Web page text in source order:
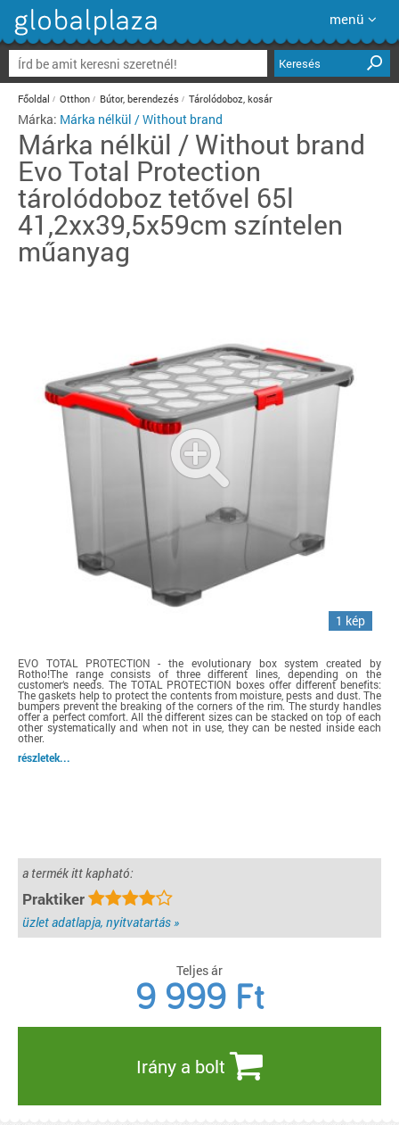
menü
Keresés
Főoldal Otthon Bútor, berendezés Tárolódoboz, kosár
Márka: Márka nélkül / Without brand
Márka nélkül / Without brand
Evo Total Protection
tárolódoboz tetővel 65l
41,2xx39,5x59cm színtelen
műanyag
1 kép
EVO TOTAL PROTECTION - the evolutionary box system created by
Rotho!The range consists of three different lines, depending on the
customer‘s needs. The TOTAL PROTECTION boxes offer different benefits:
The gaskets help to protect the contents from moisture, pests and dust. The
bumpers prevent the breaking of the corners of the rim. The sturdy handles
offer a perfect comfort. All the different sizes can be stacked on top of each
other systematically and when not in use, they can be nested inside each
other.
részletek...
a termék itt kapható:
Praktiker
üzlet adatlapja, nyitvatartás »
Teljes ár
9 999 Ft
Irány a bolt